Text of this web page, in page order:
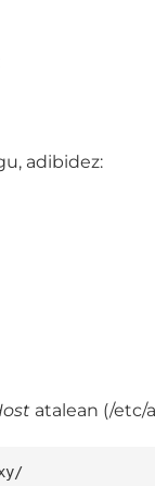
adibidez:
atalean (/etc/